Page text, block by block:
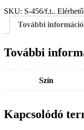
SKU: S-456/f.t..
További
További
Szín
Kapcsolódó